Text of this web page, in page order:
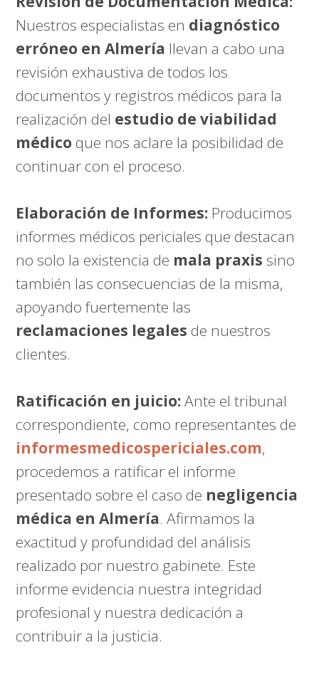
Nuestros especialistas en diagnóstico
erróneo en Almería llevan a cabo una
revisión exhaustiva de todos los
documentos y registros médicos para la
realización del estudio de viabilidad
médico que nos aclare la posibilidad de
continuar con el proceso.
Elaboración de Informes: Producimos
informes médicos periciales que destacan
no solo la existencia de mala praxis sino
también las consecuencias de la misma,
apoyando fuertemente las
reclamaciones legales de nuestros
clientes.
Ratificación en juicio:Ante el tribunal
correspondiente, como representantes de
informesmedicospericiales.com,
procedemos a ratificar el informe
presentado sobre el caso de negligencia
médica en Almería. Afirmamos la
exactitud y profundidad del análisis
realizado por nuestro gabinete. Este
informe evidencia nuestra integridad
profesional y nuestra dedicación a
contribuir a la justicia.